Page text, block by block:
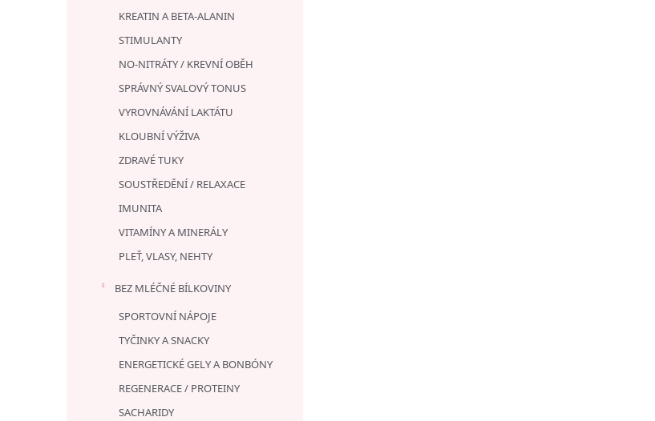
KREATIN A BETA-ALANIN
STIMULANTY
NO-NITRÁTY / KREVNÍ OBĚH
SPRÁVNÝ SVALOVÝ TONUS
VYROVNÁVÁNÍ LAKTÁTU
KLOUBNÍ VÝŽIVA
ZDRAVÉ TUKY
SOUSTŘEDĚNÍ / RELAXACE
IMUNITA
VITAMÍNY A MINERÁLY
PLEŤ, VLASY, NEHTY
BEZ MLÉČNÉ BÍLKOVINY
SPORTOVNÍ NÁPOJE
TYČINKY A SNACKY
ENERGETICKÉ GELY A BONBÓNY
REGENERACE / PROTEINY
SACHARIDY